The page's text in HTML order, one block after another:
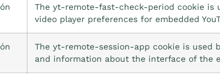
The yt-remote-fast-check-period cookie is
video player preferences for embedded
The yt-remote-session-app cookie is used
and information about the interface of the